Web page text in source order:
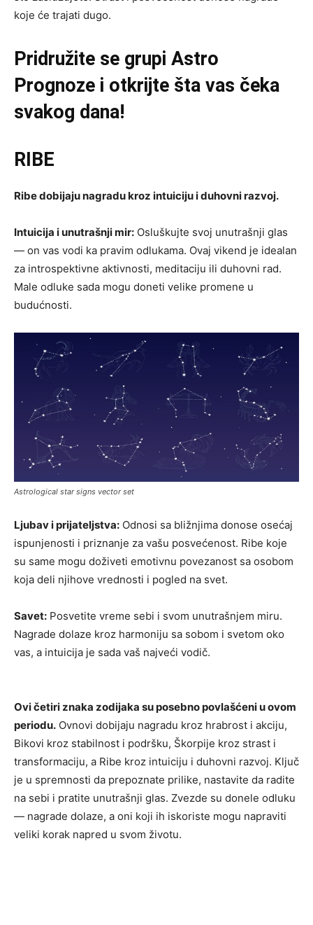
koje će trajati dugo.
Pridružite se grupi Astro
Prognoze i otkrijte šta vas čeka
svakog dana!
RIBE
Ribe dobijaju nagradu kroz intuiciju i duhovni razvoj.
Intuicija i unutrašnji mir: Osluškujte svoj unutrašnji glas
— on vas vodi ka pravim odlukama. Ovaj vikend je idealan
za introspektivne aktivnosti, meditaciju ili duhovni rad.
Male odluke sada mogu doneti velike promene u
budućnosti.
Astrological star signs vector set
Ljubav i prijateljstva: Odnosi sa bližnjima donose osećaj
ispunjenosti i priznanje za vašu posvećenost. Ribe koje
su same mogu doživeti emotivnu povezanost sa osobom
koja deli njihove vrednosti i pogled na svet.
Savet: Posvetite vreme sebi i svom unutrašnjem miru.
Nagrade dolaze kroz harmoniju sa sobom i svetom oko
vas, a intuicija je sada vaš najveći vodič.
Ovi četiri znaka zodijaka su posebno povlašćeni u ovom
periodu. Ovnovi dobijaju nagradu kroz hrabrost i akciju,
Bikovi kroz stabilnost i podršku, Škorpije kroz strast i
transformaciju, a Ribe kroz intuiciju i duhovni razvoj. Ključ
je u spremnosti da prepoznate prilike, nastavite da radite
na sebi i pratite unutrašnji glas. Zvezde su donele odluku
— nagrade dolaze, a oni koji ih iskoriste mogu napraviti
veliki korak napred u svom životu.